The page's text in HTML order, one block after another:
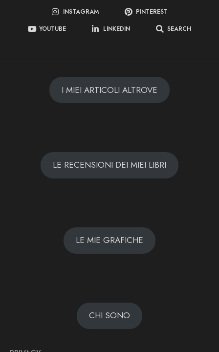
INSTAGRAM
PINTEREST
YOUTUBE
LINKEDIN SEARCH
I MIEI ARTICOLI ALTROVE
LE RECENSIONI DEI MIEI LIBRI
LE MIE GRAFICHE
CHI SONO